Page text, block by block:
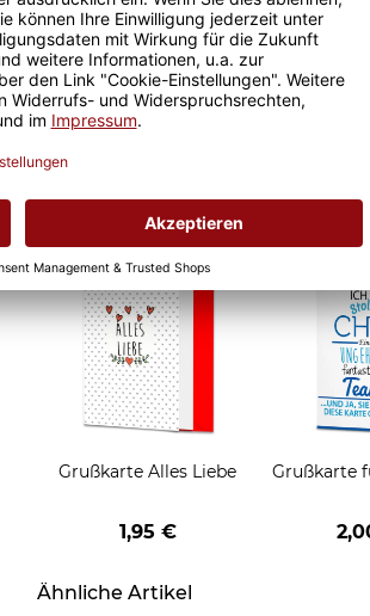
Geschenkverpackung
für Tassen - LOVE
Grußkarte Alles Liebe
1,95 €
Grußkarte
Ähnliche Artikel